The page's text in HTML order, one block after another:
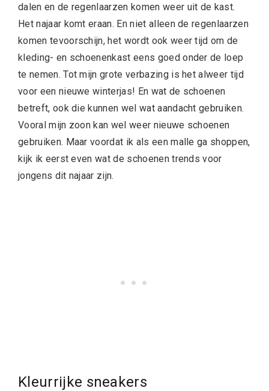
dalen en de regenlaarzen komen weer uit de kast.
Het najaar komt eraan. En niet alleen de regenlaarzen
komen tevoorschijn, het wordt ook weer tijd om de
kleding- en schoenenkast eens goed onder de loep
te nemen. Tot mijn grote verbazing is het alweer tijd
voor een nieuwe winterjas! En wat de schoenen
betreft, ook die kunnen wel wat aandacht gebruiken.
Vooral mijn zoon kan wel weer nieuwe schoenen
gebruiken. Maar voordat ik als een malle ga shoppen,
kijk ik eerst even wat de schoenen trends voor
jongens dit najaar zijn.
Kleurrijke sneakers